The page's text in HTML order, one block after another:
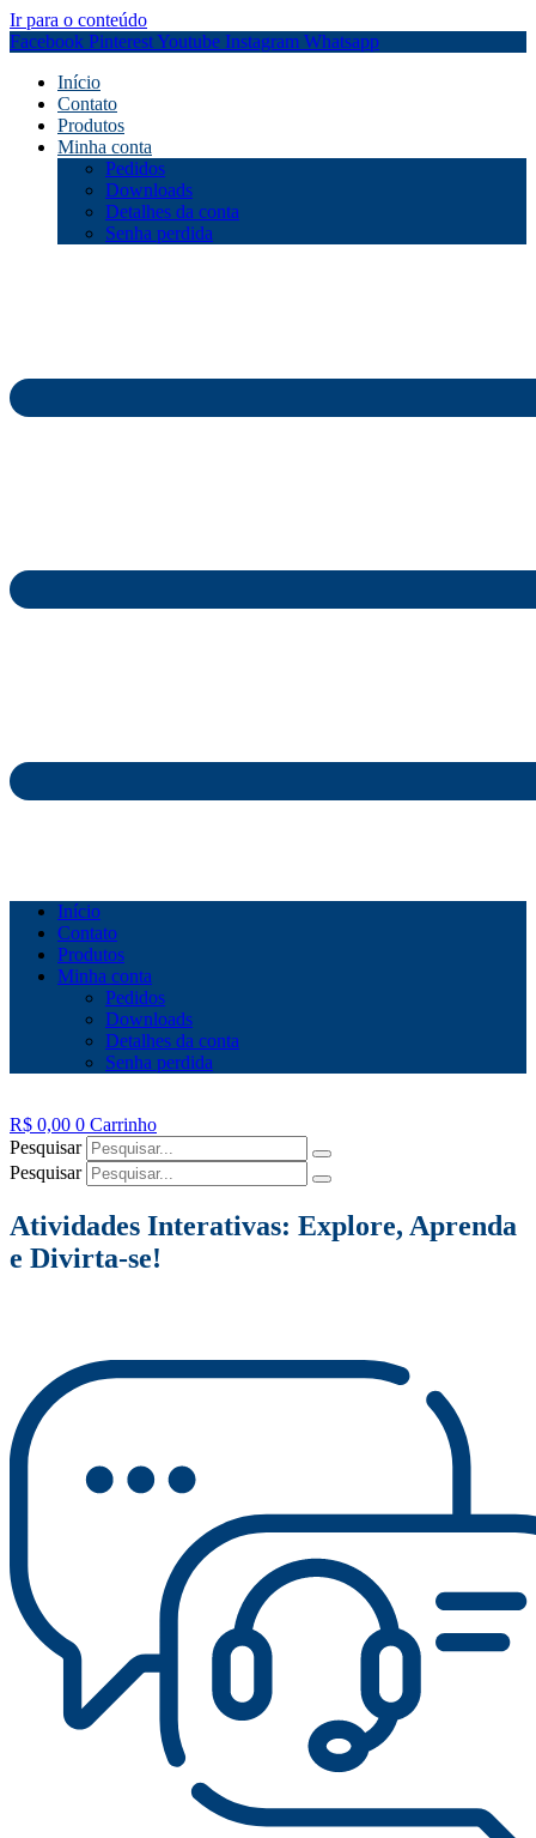
Ir para o conteúdo
Facebook PinterestYoutube Instagram Whatsapp
Início
Contato
Produtos
Minha conta
Pedidos
Downloads
Detalhes da conta
Senha perdida
Início
Contato
Produtos
Minha conta
Pedidos
Downloads
Detalhes da conta
Senha perdida
R$ 0,00 0 Carrinho
Pesquisar
Pesquisar
Atividades Interativas: Explore, Aprenda
e Divirta-se!